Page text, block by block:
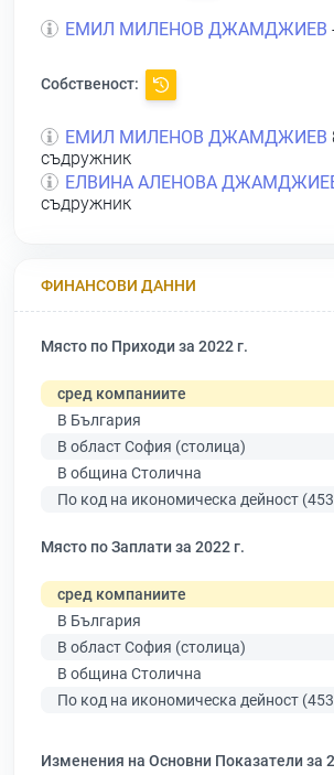
ЕМИЛ МИЛЕНОВ ДЖАМДЖИЕВ
Собственост:
ЕМИЛ МИЛЕНОВ ДЖАМДЖИЕВ
съдружник
ЕЛВИНА АЛЕНОВА
съдружник
ФИНАНСОВИ ДАННИ
Място по Приходи за 2022 г.
сред компаниите
В България
В област София (столица)
В община Столична
По код на икономическа дейност
Място по Заплати за 2022 г.
сред компаниите
В България
В област София (столица)
В община Столична
По код на икономическа дейност
Изменения на Основни Показатели за